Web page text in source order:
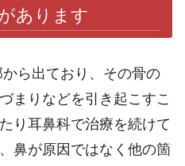
あります
ら出ており、その骨の
まりなどを引き起こすこ
り耳鼻科で治療を続けて
鼻が原因ではなく 他の箇